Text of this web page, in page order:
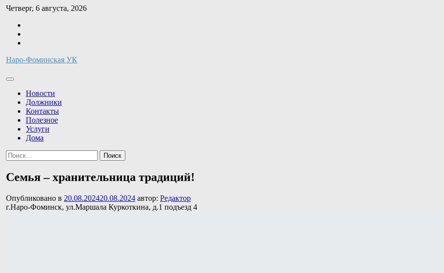
Перейти
содержимому
Четверг, 6 августа, 2026
Наро-Фоминская УК
Новости
Должники
Контакты
Полезное
Услуги
Дома
Найти:
Семья – хранительница традиций!
Опубликовано в 20.08.202420.08.2024 автор: Редактор
г.Наро-Фоминск, ул.Маршала Куркоткина, д.1 подъезд 4